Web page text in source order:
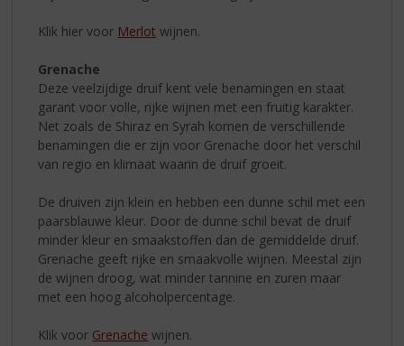
Klik hier voor Merlot wijnen.
Grenache
Deze veelzijdige druif kent vele benamingen en staat
garant voor volle, rijke wijnen met een fruitig karakter.
Net zoals de Shiraz en Syrah komen de verschillende
benamingen die er zijn voor Grenache door het verschil
van regio en klimaat waarin de druif groeit.
De druiven zijn klein en hebben een dunne schil met een
paarsblauwe kleur. Door de dunne schil bevat de druif
minder kleur en smaakstoffen dan de gemiddelde druif.
Grenache geeft rijke en smaakvolle wijnen. Meestal zijn
de wijnen droog, wat minder tannine en zuren maar
met een hoog alcoholpercentage.
Klik voor Grenache wijnen.